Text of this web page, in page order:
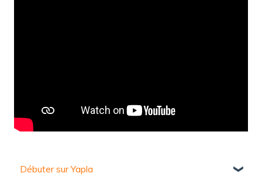
Débuter sur Yapla